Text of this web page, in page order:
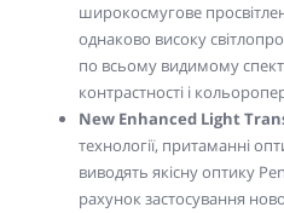
широкосмугове
однаково високу
по всьому видимому
контрастності і
New Enhanced Light
технології, притаманні
виводять якісну оптику
рахунок застосування